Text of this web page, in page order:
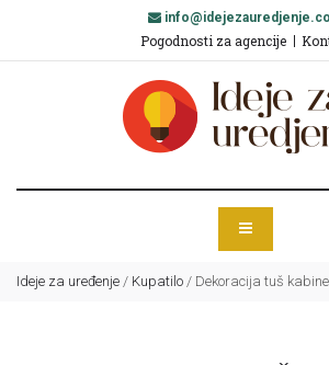
Pogodnosti za agencije
Ideje za uređenje / Kupatilo / Dekoracija tuš kabine